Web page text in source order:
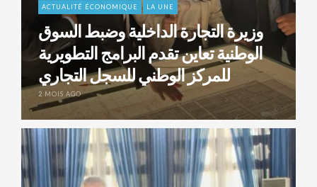
ACTUALITÉ ÉCONOMIQUE LA UNE
وزيرة التجارة الداخلية وضبط السوق
الوطنية تعاين تقدم البرامج التطويرية
للمركز الوطني للسجل التجاري
2 MOIS AGO